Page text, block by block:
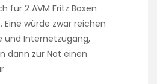
für 2 AVM Fritz Boxen
Eine würde zwar reichen
und Internetzugang,
dann zur Not einen